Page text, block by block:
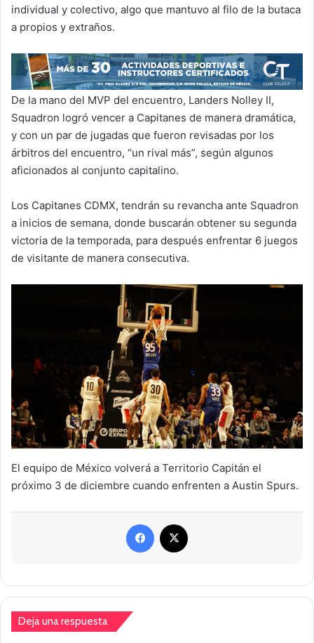
individual y colectivo, algo que mantuvo al filo de la butaca
a propios y extraños.
De la mano del MVP del encuentro, Landers Nolley II,
Squadron logró vencer a Capitanes de manera dramática,
y con un par de jugadas que fueron revisadas por los
árbitros del encuentro, “un rival más”, según algunos
aficionados al conjunto capitalino.
Los Capitanes CDMX, tendrán su revancha ante Squadron
a inicios de semana, donde buscarán obtener su segunda
victoria de la temporada, para después enfrentar 6 juegos
de visitante de manera consecutiva.
El equipo de México volverá a Territorio Capitán el
próximo 3 de diciembre cuando enfrenten a Austin Spurs.
Facebook
Deja una respuesta